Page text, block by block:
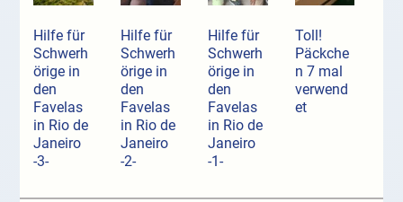
Hilfe für
Schwerh
örige in
den
Favelas
in Rio de
Janeiro
-3-
Hilfe für
Schwerh
örige in
den
Favelas
in Rio de
Janeiro
-2-
Hilfe für
Schwerh
örige in
den
Favelas
in Rio de
Janeiro
-1-
Toll!
Päckche
n 7 mal
verwend
et